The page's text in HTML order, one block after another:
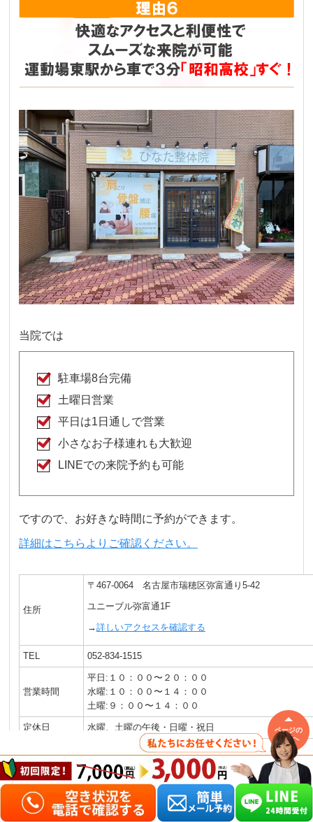
当院では
駐車場8台完備
土曜日営業
平日は1日通しで営業
小さなお子様連れも大歓迎
LINEでの来院予約も可能
ですので、お好きな時間に予約ができます。
詳細はこちらよりご確認ください。
住所
〒467-0064 名古屋市瑞穂区弥富通り5-42
ユニーブル弥富通1F
→詳しいアクセスを確認する
TEL 052-834-1515
営業時間
平日:１０：００〜２０：００
水曜:１０：００〜１４：００
土曜:９：００〜１４：００
定休日 水曜、土曜の午後・日曜・祝日
ページの
先頭へ